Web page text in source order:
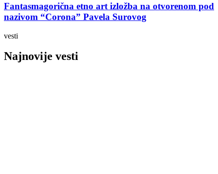
Fantasmagorična etno art izložba na otvorenom pod
nazivom “Corona” Pavela Surovog
vesti
Najnovije vesti